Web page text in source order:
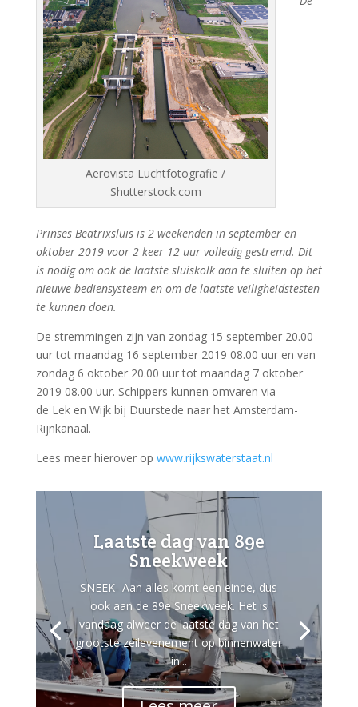
Aerovista Luchtfotografie /
Shutterstock.com
Prinses Beatrixsluis is 2 weekenden in september en
oktober 2019 voor 2 keer 12 uur volledig gestremd. Dit
is nodig om ook de laatste sluiskolk aan te sluiten op het
nieuwe bediensysteem en om de laatste veiligheidstesten
te kunnen doen.
De stremmingen zijn van zondag 15 september 20.00
uur tot maandag 16 september 2019 08.00 uur en van
zondag 6 oktober 20.00 uur tot maandag 7 oktober
2019 08.00 uur. Schippers kunnen omvaren via
de Lek en Wijk bij Duurstede naar het Amsterdam-
Rijnkanaal.
Lees meer hierover op www.rijkswaterstaat.nl
Laatste dag van 89e
Sneekweek
SNEEK- Aan alles komt een einde, dus
ook aan de 89e Sneekweek. Het is
vandaag alweer de laatste dag van het
grootste zeilevenement op binnenwater
in...